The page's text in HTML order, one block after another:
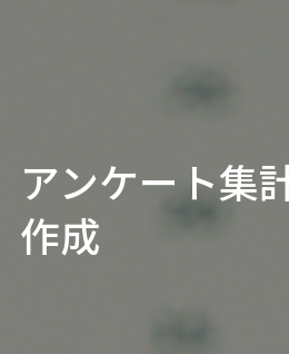
アンケート集
作成